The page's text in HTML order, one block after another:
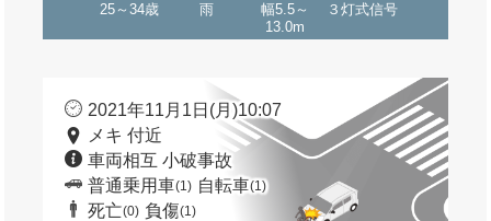
25～34歳 雨
幅5.5～
13.0m
３灯式信号
2021年11月1日(月)10:07
メキ 付近
車両相互 小破事故
普通乗用車(1) 自転車(1)
死亡(0) 負傷(1)